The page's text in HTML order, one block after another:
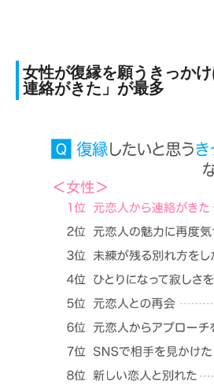
女性が復縁を願うきっか
連絡がきた」が最多